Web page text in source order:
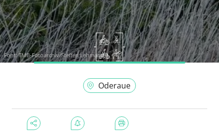
Font:TMB-Fotoarchiv/Steffen Lehmann
Oderaue